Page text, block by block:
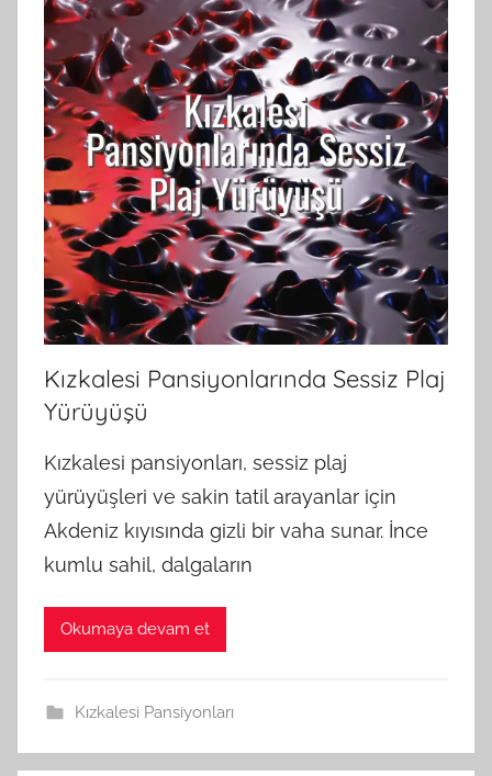
Kızkalesi Pansiyonlarında Sessiz Plaj
Yürüyüşü
Kızkalesi pansiyonları, sessiz plaj
yürüyüşleri ve sakin tatil arayanlar için
Akdeniz kıyısında gizli bir vaha sunar. İnce
kumlu sahil, dalgaların
Okumaya devam et
Kızkalesi Pansiyonları